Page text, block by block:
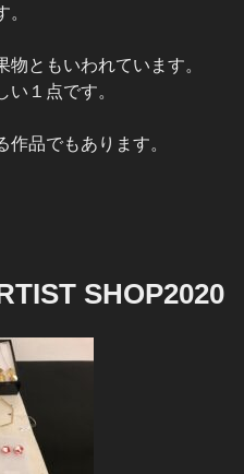
ともいわれています。
１点です。
品でもあります。
SHOP2020